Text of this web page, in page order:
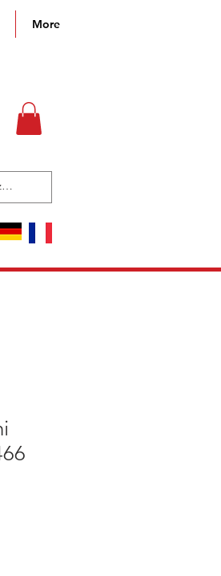
More